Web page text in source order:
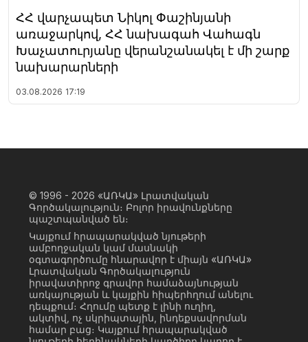
ՀՀ վարչապետ Նիկոլ Փաշինյանի
առաջարկով, ՀՀ նախագահ Վահագն
Խաչատուրյանը վերանշանակել է մի շարք
նախարարների
03.08.2026 17:19
© 1996 - 2026 «ԱՌԿԱ» Լրատվական
Գործակալություն։ Բոլոր իրավունքները
պաշտպանված են։
Կայքում հրապարակված նյութերի
ամբողջական կամ մասնակի
օգտագործումը հնարավոր է միայն «ԱՌԿԱ»
Լրատվական Գործակալություն
իրավատիրոջ գրավոր համաձայնության
առկայության և կայքին հիպերհղում անելու
դեպքում։ Հղումը պետք է լինի ուղիղ,
ակտիվ, ոչ սկրիպտային, ինդեքսավորման
համար բաց։ Կայքում հրապարակված